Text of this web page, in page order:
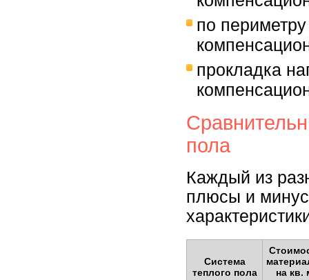
по
прокладка
пола
Каждый из
плюсы и
Система
теплого пола
на кв.